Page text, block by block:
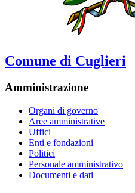
Comune di Cuglieri
Amministrazione
Organi di governo
Aree amministrative
Uffici
Enti e fondazioni
Politici
Personale amministrativo
Documenti e dati